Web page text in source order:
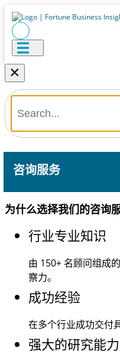
×
咨询服务
为什么选择我们的咨询
行业专业知识
由 150+ 名顾问组成
察力。
成功经验
在多个行业成功交付
强大的研究能力